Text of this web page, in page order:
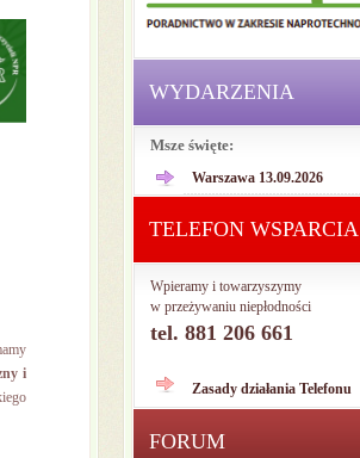
i
WYDARZENIA
Msze święte:
Warszawa 13.09.2026
TELEFON WSPARCIA
Wpieramy i towarzyszymy
w przeżywaniu niepłodności
tel. 881 206 661
Zasady działania Telefonu
FORUM